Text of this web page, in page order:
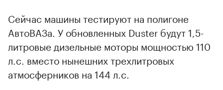
Сейчас машины тестируют на полигоне
АвтоВАЗа. У обновленных Duster будут 1,5-
литровые дизельные моторы мощностью 110
л.с. вместо нынешних трехлитровых
атмосферников на 144 л.с.